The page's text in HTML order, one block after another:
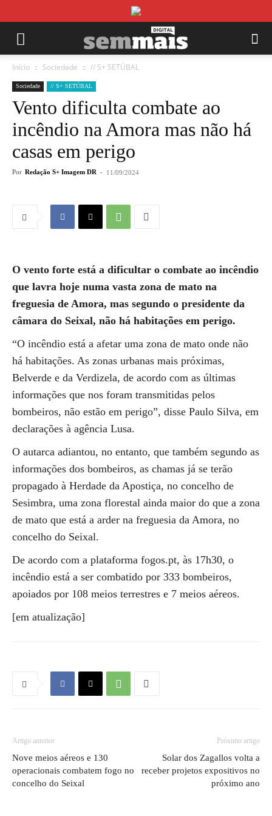
Início Sociedade // S+ SETÚBAL
Sociedade // S+ SETÚBAL
Vento dificulta combate ao
incêndio na Amora mas não há
casas em perigo
Por Redação S+ Imagem DR - 11/09/2024
O vento forte está a dificultar o combate ao incêndio
que lavra hoje numa vasta zona de mato na
freguesia de Amora, mas segundo o presidente da
câmara do Seixal, não há habitações em perigo.
“O incêndio está a afetar uma zona de mato onde não
há habitações. As zonas urbanas mais próximas,
Belverde e da Verdizela, de acordo com as últimas
informações que nos foram transmitidas pelos
bombeiros, não estão em perigo”, disse Paulo Silva, em
declarações à agência Lusa.
O autarca adiantou, no entanto, que também segundo as
informações dos bombeiros, as chamas já se terão
propagado à Herdade da Apostiça, no concelho de
Sesimbra, uma zona florestal ainda maior do que a zona
de mato que está a arder na freguesia da Amora, no
concelho do Seixal.
De acordo com a plataforma fogos.pt, às 17h30, o
incêndio está a ser combatido por 333 bombeiros,
apoiados por 108 meios terrestres e 7 meios aéreos.
[em atualização]
Artigo anterior
Nove meios aéreos e 130
operacionais combatem fogo no
concelho do Seixal
Próximo artigo
Solar dos Zagallos volta a
receber projetos expositivos no
próximo ano